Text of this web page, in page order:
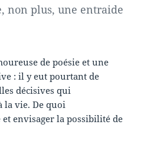
non plus, une entraide
de poésie et une
: il y eut pourtant de
décisives qui
la vie. De quoi
envisager la possibilité de